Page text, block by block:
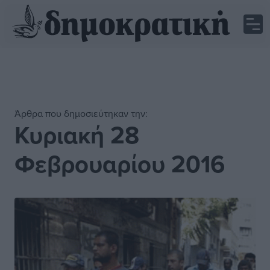
Άρθρα που δημοσιεύτηκαν την:
Κυριακή 28
Φεβρουαρίου 2016